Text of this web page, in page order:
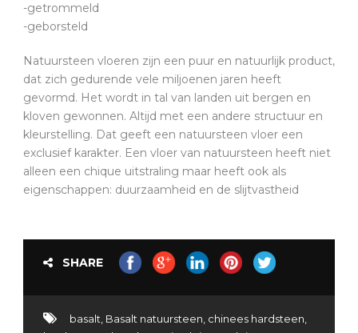
-getrommeld
-geborsteld
Natuursteen vloeren zijn een puur en natuurlijk product,
dat zich gedurende vele miljoenen jaren heeft
gevormd. Het wordt in tal van landen uit bergen en
kloven gewonnen. Altijd met een andere structuur en
kleurstelling. Dat geeft een natuursteen vloer een
exclusief karakter. Een vloer van natuursteen heeft niet
alleen een chique uitstraling maar heeft ook als
eigenschappen: duurzaamheid en de slijtvastheid
SHARE
basalt, Basalt natuursteen, chinees hardsteen,